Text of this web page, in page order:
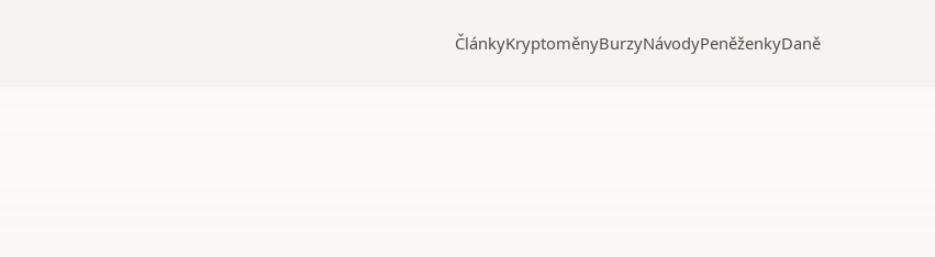
ČlánkyKryptoměnyBurzyNávodyPeněženkyDaně